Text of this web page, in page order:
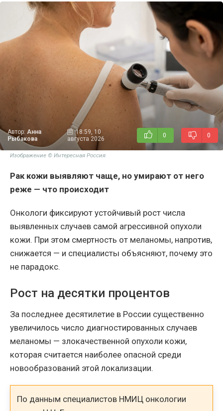
Автор: Анна
Рыбакова
18:59, 10
августа 2026
0 0
Изображение © Интересная Россия
Рак кожи выявляют чаще, но умирают от него
реже — что происходит
Онкологи фиксируют устойчивый рост числа
выявленных случаев самой агрессивной опухоли
кожи. При этом смертность от меланомы, напротив,
снижается — и специалисты объясняют, почему это
не парадокс.
Рост на десятки процентов
За последнее десятилетие в России существенно
увеличилось число диагностированных случаев
меланомы — злокачественной опухоли кожи,
которая считается наиболее опасной среди
новообразований этой локализации.
По данным специалистов НМИЦ онкологии